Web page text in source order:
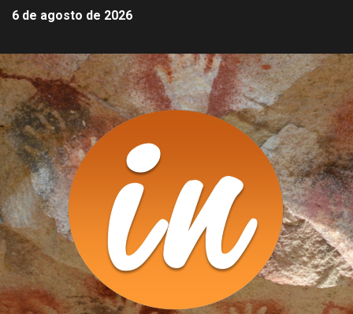
6 de agosto de 2026